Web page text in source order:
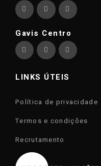
Gavis Centro
LINKS ÚTEIS
Política de privacidade
Termos e condições
Recrutamento